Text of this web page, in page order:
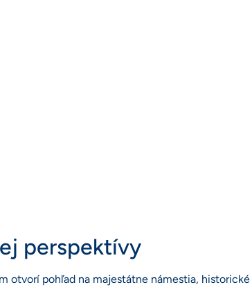
perspektívy
otvorí pohľad na majestátne námestia, historické